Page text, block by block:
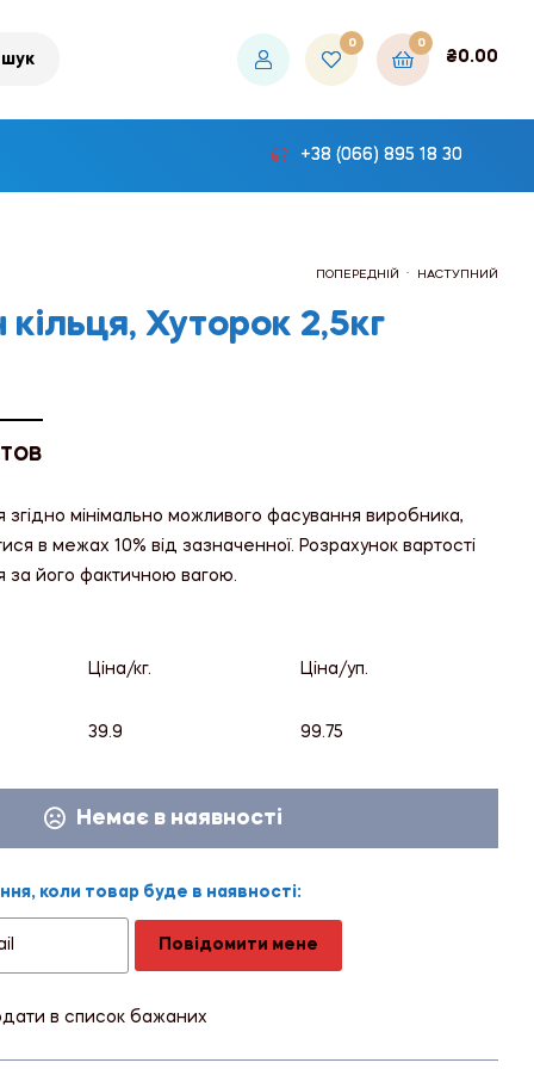
0 0
₴0.00
+38 (066) 895 18 30
ПОПЕРЕДНІЙ НАСТУПНИЙ
Хуторок 2,5кг
ТОВ
згідно мінімально можливого фасування виробника,
в межах 10% від зазначенної. Розрахунок вартості
за його фактичною вагою.
Ціна/кг. Ціна/уп.
39.9 99.75
Немає в наявності
коли товар буде в наявності:
Повідомити мене
в список бажаних